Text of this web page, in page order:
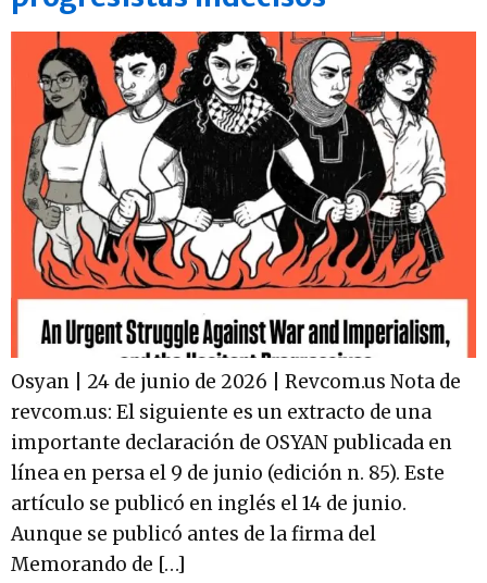
Osyan | 24 de junio de 2026 | Revcom.us Nota de
revcom.us: El siguiente es un extracto de una
importante declaración de OSYAN publicada en
línea en persa el 9 de junio (edición n. 85). Este
artículo se publicó en inglés el 14 de junio.
Aunque se publicó antes de la firma del
Memorando de […]